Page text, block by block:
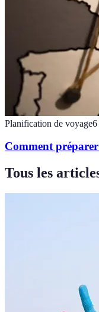
Planification de voyage6
Comment
Tous les